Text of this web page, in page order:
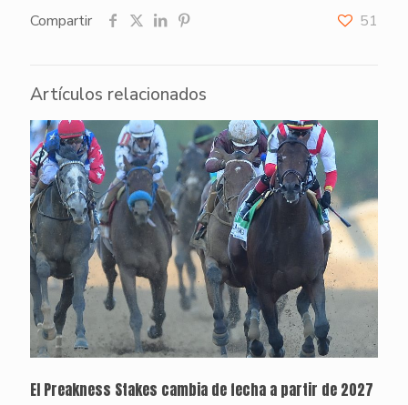
Compartir 51
Artículos relacionados
El Preakness Stakes cambia de fecha a partir de 2027